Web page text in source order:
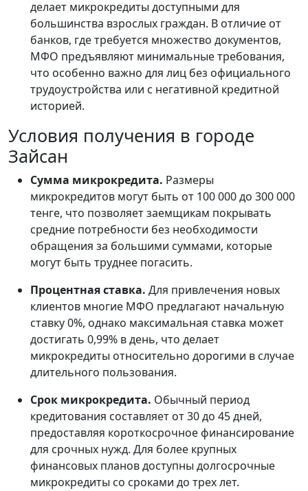
делает микрокредиты доступными для
большинства взрослых граждан. В отличие от
банков, где требуется множество документов,
МФО предъявляют минимальные требования,
что особенно важно для лиц без официального
трудоустройства или с негативной кредитной
историей.
Условия получения в городе
Зайсан
Сумма микрокредита. Размеры
микрокредитов могут быть от 100 000 до 300 000
тенге, что позволяет заемщикам покрывать
средние потребности без необходимости
обращения за большими суммами, которые
могут быть труднее погасить.
Процентная ставка. Для привлечения новых
клиентов многие МФО предлагают начальную
ставку 0%, однако максимальная ставка может
достигать 0,99% в день, что делает
микрокредиты относительно дорогими в случае
длительного пользования.
Срок микрокредита. Обычный период
кредитования составляет от 30 до 45 дней,
предоставляя короткосрочное финансирование
для срочных нужд. Для более крупных
финансовых планов доступны долгосрочные
микрокредиты со сроками до трех лет.